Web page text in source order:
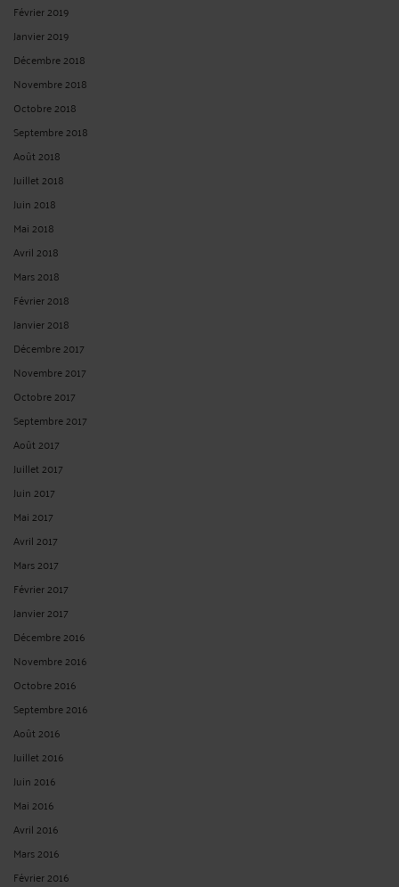
Février 2019
Janvier 2019
Décembre 2018
Novembre 2018
Octobre 2018
Septembre 2018
Août 2018
Juillet 2018
Juin 2018
Mai 2018
Avril 2018
Mars 2018
Février 2018
Janvier 2018
Décembre 2017
Novembre 2017
Octobre 2017
Septembre 2017
Août 2017
Juillet 2017
Juin 2017
Mai 2017
Avril 2017
Mars 2017
Février 2017
Janvier 2017
Décembre 2016
Novembre 2016
Octobre 2016
Septembre 2016
Août 2016
Juillet 2016
Juin 2016
Mai 2016
Avril 2016
Mars 2016
Février 2016